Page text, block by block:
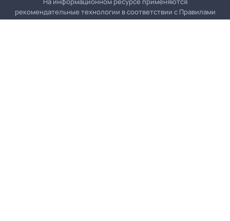
рекомендательные технологии в соответствии с Правилами